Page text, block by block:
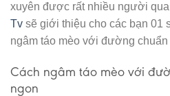
xuyên được rất nhiều người
Tv sẽ giới thiệu cho các bạn 01
ngâm táo mèo với đường chuẩn
Cách ngâm táo mèo với
ngon